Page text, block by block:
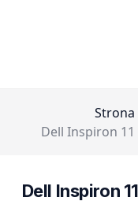
Strona
Dell Inspiron
Dell Inspiron